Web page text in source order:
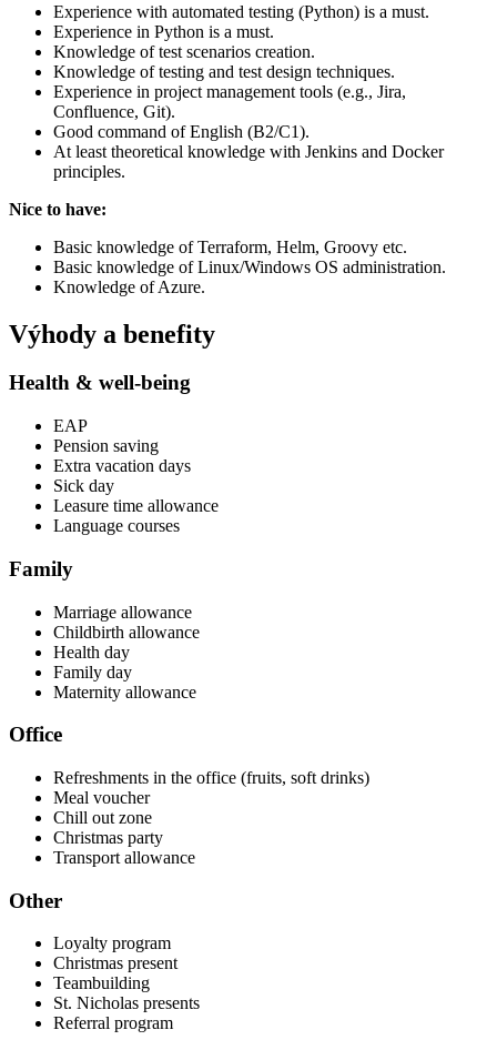
Experience with automated testing (Python) is a must.
Experience in Python is a must.
Knowledge of test scenarios creation.
Knowledge of testing and test design techniques.
Experience in project management tools (e.g., Jira,
Confluence, Git).
Good command of English (B2/C1).
At least theoretical knowledge with Jenkins and Docker
principles.
Nice to have:
Basic knowledge of Terraform, Helm, Groovy etc.
Basic knowledge of Linux/Windows OS administration.
Knowledge of Azure.
Výhody a benefity
Health & well-being
EAP
Pension saving
Extra vacation days
Sick day
Leasure time allowance
Language courses
Family
Marriage allowance
Childbirth allowance
Health day
Family day
Maternity allowance
Office
Refreshments in the office (fruits, soft drinks)
Meal voucher
Chill out zone
Christmas party
Transport allowance
Other
Loyalty program
Christmas present
Teambuilding
St. Nicholas presents
Referral program